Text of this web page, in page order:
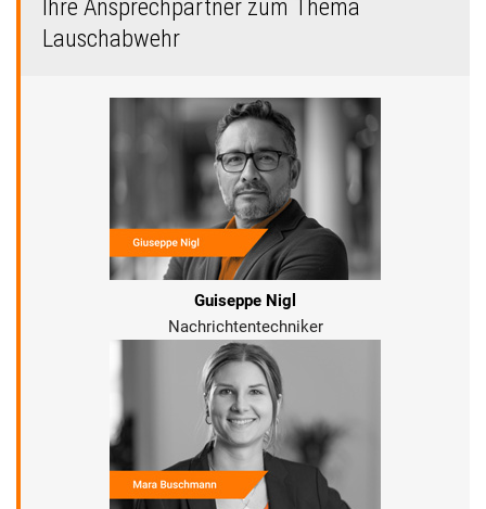
Ihre Ansprechpartner zum Thema
Lauschabwehr
Guiseppe Nigl
Nachrichtentechniker